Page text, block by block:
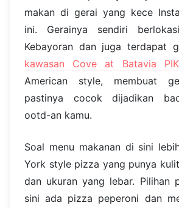
makan di gerai yang kece
ini. Gerainya sendiri
Kebayoran dan juga terdapat
kawasan Cove at Batavia PIK
American style, membuat
pastinya cocok dijadikan
ootd-an kamu.
Soal menu makanan di sini
York style pizza yang punya
dan ukuran yang lebar. Pilihan
sini ada pizza peperoni dan